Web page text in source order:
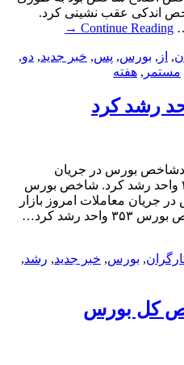
رشد، شاخص اندکی عقب نشینی کرد.
Continue Reading
→
, از , بورس, پس, خبر جدید, دو,
مستمر , هفته
رشد کردشاخص بورس در جریان
معاملات امروز بازار سرمایه ۳۵۳ واحد رشد کرد. شاخص بورس
جریان معاملات امروز بازار
, بورس, خبر جدید, رشد,